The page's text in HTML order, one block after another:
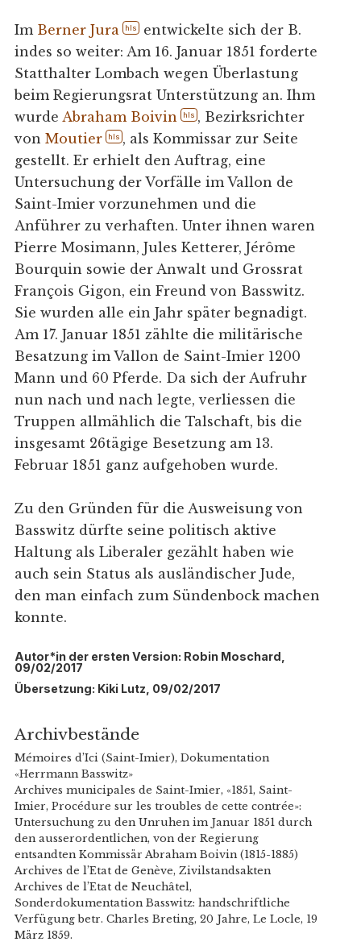
Im Berner Jura hls entwickelte sich der B.
indes so weiter: Am 16. Januar 1851 forderte
Statthalter Lombach wegen Überlastung
beim Regierungsrat Unterstützung an. Ihm
wurde Abraham Boivin hls , Bezirksrichter
von Moutier hls , als Kommissar zur Seite
gestellt. Er erhielt den Auftrag, eine
Untersuchung der Vorfälle im Vallon de
Saint-Imier vorzunehmen und die
Anführer zu verhaften. Unter ihnen waren
Pierre Mosimann, Jules Ketterer, Jérôme
Bourquin sowie der Anwalt und Grossrat
François Gigon, ein Freund von Basswitz.
Sie wurden alle ein Jahr später begnadigt.
Am 17. Januar 1851 zählte die militärische
Besatzung im Vallon de Saint-Imier 1200
Mann und 60 Pferde. Da sich der Aufruhr
nun nach und nach legte, verliessen die
Truppen allmählich die Talschaft, bis die
insgesamt 26tägige Besetzung am 13.
Februar 1851 ganz aufgehoben wurde.
Zu den Gründen für die Ausweisung von
Basswitz dürfte seine politisch aktive
Haltung als Liberaler gezählt haben wie
auch sein Status als ausländischer Jude,
den man einfach zum Sündenbock machen
konnte.
Autor*in der ersten Version: Robin Moschard,
09/02/2017
Übersetzung: Kiki Lutz, 09/02/2017
Archivbestände
Mémoires d’Ici (Saint-Imier), Dokumentation
«Herrmann Basswitz»
Archives municipales de Saint-Imier, «1851, Saint-
Imier, Procédure sur les troubles de cette contrée»:
Untersuchung zu den Unruhen im Januar 1851 durch
den ausserordentlichen, von der Regierung
entsandten Kommissär Abraham Boivin (1815-1885)
Archives de l’Etat de Genève, Zivilstandsakten
Archives de l’Etat de Neuchâtel,
Sonderdokumentation Basswitz: handschriftliche
Verfügung betr. Charles Breting, 20 Jahre, Le Locle, 19
März 1859.